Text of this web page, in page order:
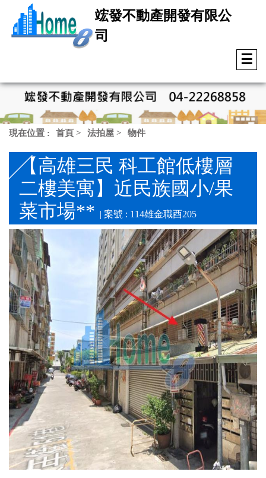
竤發不動產開發有限公
司
☰
現在位置 : 首頁 > 法拍屋 > 物件
【高雄三民 科工館低樓層
二樓美寓】近民族國小/果
菜市場** | 案號 : 114雄金職酉205